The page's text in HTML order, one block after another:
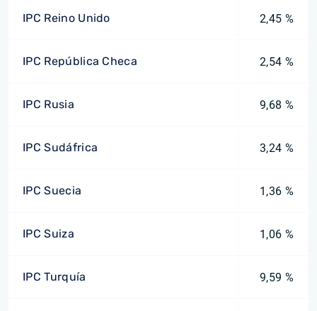
IPC Reino Unido 2,45 %
IPC República Checa 2,54 %
IPC Rusia 9,68 %
IPC Sudáfrica 3,24 %
IPC Suecia 1,36 %
IPC Suiza 1,06 %
IPC Turquía 9,59 %